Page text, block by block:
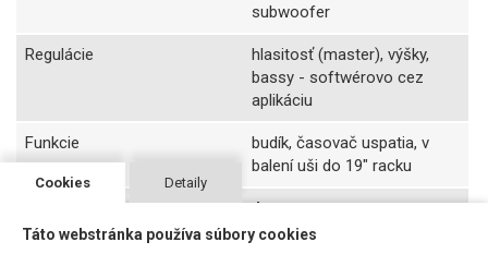
subwoofer
Regulácie
hlasitosť (master), výšky,
bassy - softwérovo cez
aplikáciu
Funkcie
budík, časovač uspatia, v
balení uši do 19" racku
Aplikácia pre obsluhu 4stream
Cookies Detaily
Táto webstránka používa súbory cookies